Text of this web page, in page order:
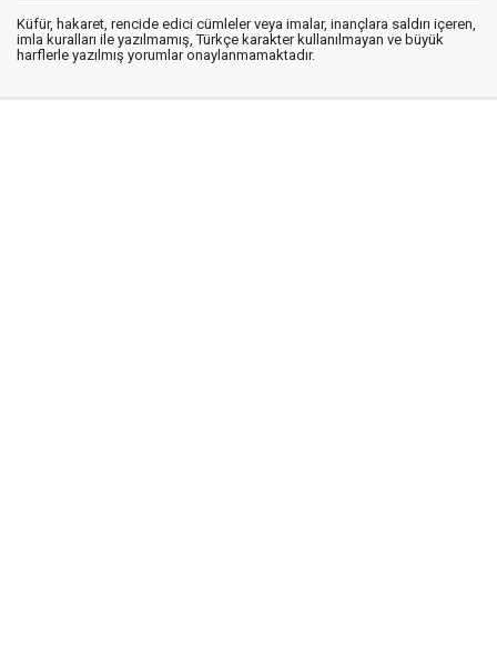
Küfür, hakaret, rencide edici cümleler veya imalar, inançlara saldırı içeren,
imla kuralları ile yazılmamış, Türkçe karakter kullanılmayan ve büyük
harflerle yazılmış yorumlar onaylanmamaktadır.